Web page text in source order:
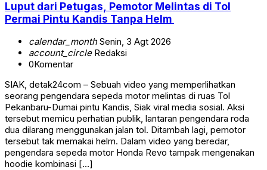
Luput dari Petugas, Pemotor Melintas di Tol
Permai Pintu Kandis Tanpa Helm
calendar_monthSenin, 3 Agt 2026
account_circleRedaksi
0Komentar
SIAK, detak24com – Sebuah video yang memperlihatkan
seorang pengendara sepeda motor melintas di ruas Tol
Pekanbaru-Dumai pintu Kandis, Siak viral media sosial. Aksi
tersebut memicu perhatian publik, lantaran pengendara roda
dua dilarang menggunakan jalan tol. Ditambah lagi, pemotor
tersebut tak memakai helm. Dalam video yang beredar,
pengendara sepeda motor Honda Revo tampak mengenakan
hoodie kombinasi […]